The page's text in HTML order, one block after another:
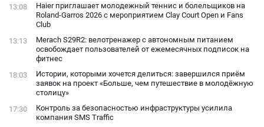
13:08
Haier приглашает молодежный теннис и болельщиков на
Roland-Garros 2026 с мероприятием Clay Court Open и Fans
Club
13:13
Merach S29R2: велотренажер с автономным питанием
освобождает пользователей от ежемесячных подписок на
фитнес
18:03
Истории, которыми хочется делиться: завершился приём
заявок на проект «Больше, чем путешествие в молодёжную
столицу»
17:30
Контроль за безопасностью инфраструктуры усилила
компания SMS Traffic